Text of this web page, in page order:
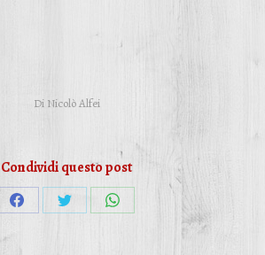
Di Nicolò Alfei
Condividi questo post
CondividiCondividiCondividi